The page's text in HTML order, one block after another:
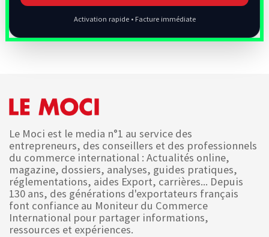
Activation rapide • Facture immédiate
Le Moci est le media n°1 au service des
entrepreneurs, des conseillers et des professionnels
du commerce international : Actualités online,
magazine, dossiers, analyses, guides pratiques,
réglementations, aides Export, carrières... Depuis
130 ans, des générations d'exportateurs français
font confiance au Moniteur du Commerce
International pour partager informations,
ressources et expériences.